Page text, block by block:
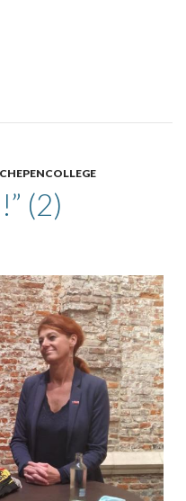
(2)